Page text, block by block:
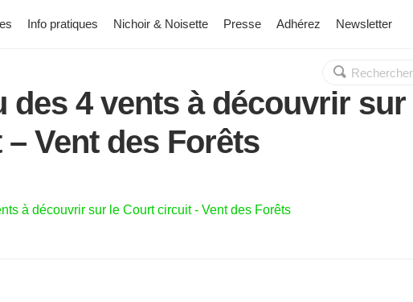
Info pratiques Nichoir & Noisette Presse Adhérez Newsletter
Rechercher :
OK
des 4 vents à découvrir
Vent des Forêts
à découvrir sur le Court circuit - Vent des Forêts